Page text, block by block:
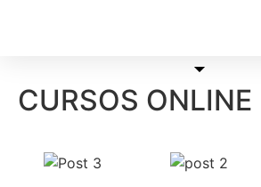
CURSOS ONLINE